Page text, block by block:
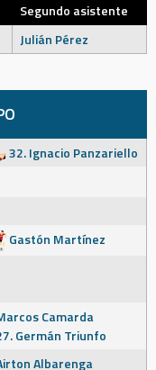
Segundo asistente
Julián Pérez
32. Ignacio Panzariello
Gastón Martínez
Camarda
Germán Triunfo
Albarenga